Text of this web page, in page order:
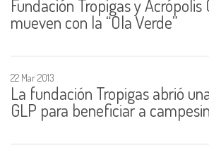
Fundación Tropigas y Acrópolis
mueven con la “Ola Verde”
22 Mar 2013
La fundación Tropigas abrió
GLP para beneficiar a